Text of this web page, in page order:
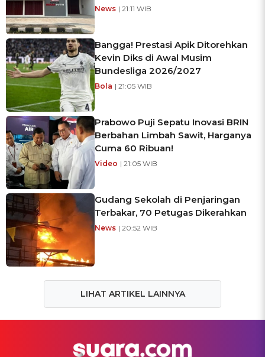
News | 21:11 WIB
Bangga! Prestasi Apik Ditorehkan
Kevin Diks di Awal Musim
Bundesliga 2026/2027
Bola | 21:05 WIB
Prabowo Puji Sepatu Inovasi BRIN
Berbahan Limbah Sawit, Harganya
Cuma 60 Ribuan!
Video | 21:05 WIB
Gudang Sekolah di Penjaringan
Terbakar, 70 Petugas Dikerahkan
News | 20:52 WIB
LIHAT ARTIKEL LAINNYA